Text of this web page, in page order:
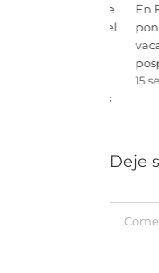
Francia
de
9
Deje